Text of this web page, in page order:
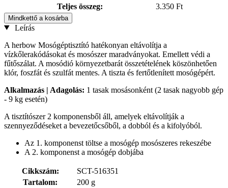
Teljes összeg:
3.350 Ft
Mindkettő a kosárba
Leírás
A herbow Mosógéptisztító hatékonyan eltávolítja a
vízkőlerakódásokat és mosószer maradványokat. Emellett védi a
fűtőszálat. A mosódió környezetbarát összetételének köszönhetően
klór, foszfát és szulfát mentes. A tiszta és fertőtlenített mosógépért.
Alkalmazás | Adagolás: 1 tasak mosásonként (2 tasak nagyobb gép
- 9 kg esetén)
A tisztítószer 2 komponensből áll, amelyek eltávolítják a
szennyeződéseket a bevezetőcsőből, a dobból és a kifolyóból.
Az 1. komponenst töltse a mosógép mosószeres rekeszébe
A 2. komponenst a mosógép dobjába
Cikkszám:
SCT-516351
Tartalom:
200 g